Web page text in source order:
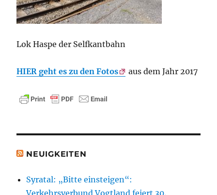
Lok Haspe der Selfkantbahn
HIER geht es zu den Fotos aus dem Jahr 2017
NEUIGKEITEN
Syratal: „Bitte einsteigen“:
Verkehrsverbund Vogtland feiert 30.